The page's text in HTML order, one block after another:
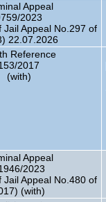
Appeal
2023
Jail Appeal No.297 of
22.07.2026
Reference
2017
(with)
Appeal
2023
Jail Appeal No.480 of
(with)